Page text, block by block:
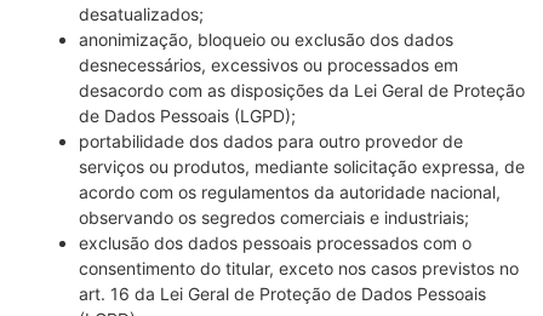
desatualizados;
anonimização, bloqueio ou exclusão dos dados
desnecessários, excessivos ou processados em
desacordo com as disposições da Lei Geral de Proteção
de Dados Pessoais (LGPD);
portabilidade dos dados para outro provedor de
serviços ou produtos, mediante solicitação expressa, de
acordo com os regulamentos da autoridade nacional,
observando os segredos comerciais e industriais;
exclusão dos dados pessoais processados com o
consentimento do titular, exceto nos casos previstos no
art. 16 da Lei Geral de Proteção de Dados Pessoais